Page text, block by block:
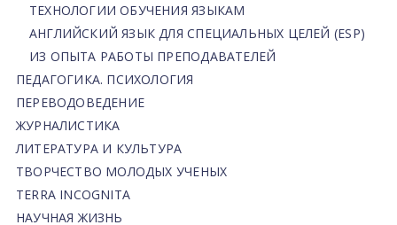
ТЕХНОЛОГИИ ОБУЧЕНИЯ ЯЗЫКАМ
АНГЛИЙСКИЙ ЯЗЫК ДЛЯ СПЕЦИАЛЬНЫХ ЦЕЛЕЙ (ESP)
ИЗ ОПЫТА РАБОТЫ ПРЕПОДАВАТЕЛЕЙ
ПЕДАГОГИКА. ПСИХОЛОГИЯ
ПЕРЕВОДОВЕДЕНИЕ
ЖУРНАЛИСТИКА
ЛИТЕРАТУРА И КУЛЬТУРА
ТВОРЧЕСТВО МОЛОДЫХ УЧЕНЫХ
TERRA INCOGNITA
НАУЧНАЯ ЖИЗНЬ